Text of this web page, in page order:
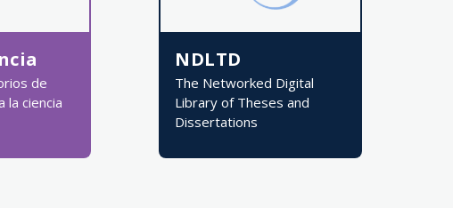
de
la ciencia
NDLTD
The Networked Digital
Library of Theses and
Dissertations